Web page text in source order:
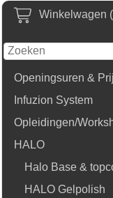
Winkelwagen
Openingsuren &
Infuzion System
Opleidingen/
HALO
Halo Base &
HALO Gelpolish